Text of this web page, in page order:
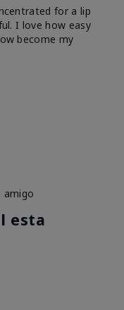
for a lip
I love how easy
become my
amigo
esta